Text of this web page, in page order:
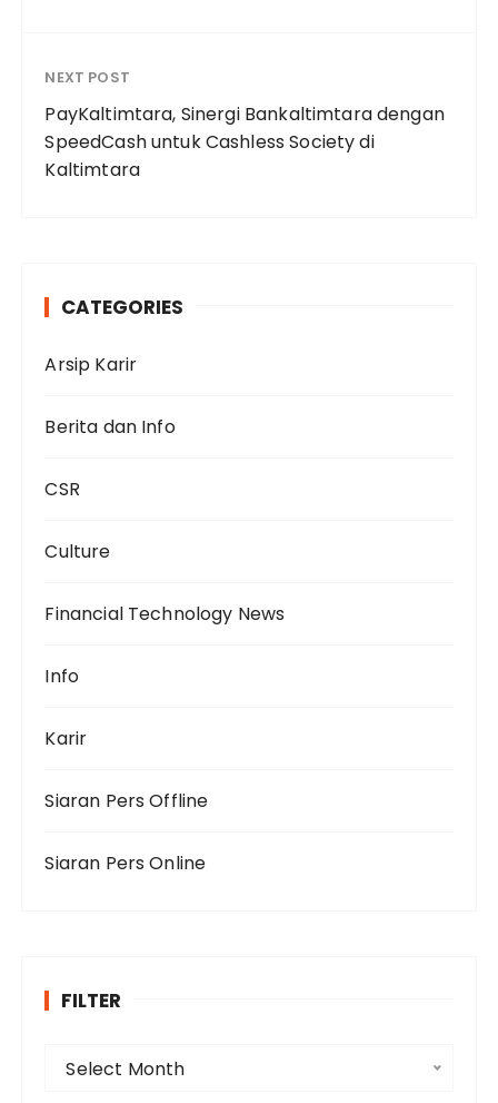
NEXT POST
PayKaltimtara, Sinergi Bankaltimtara dengan
SpeedCash untuk Cashless Society di
Kaltimtara
CATEGORIES
Arsip Karir
Berita dan Info
CSR
Culture
Financial Technology News
Info
Karir
Siaran Pers Offline
Siaran Pers Online
FILTER
Select Month